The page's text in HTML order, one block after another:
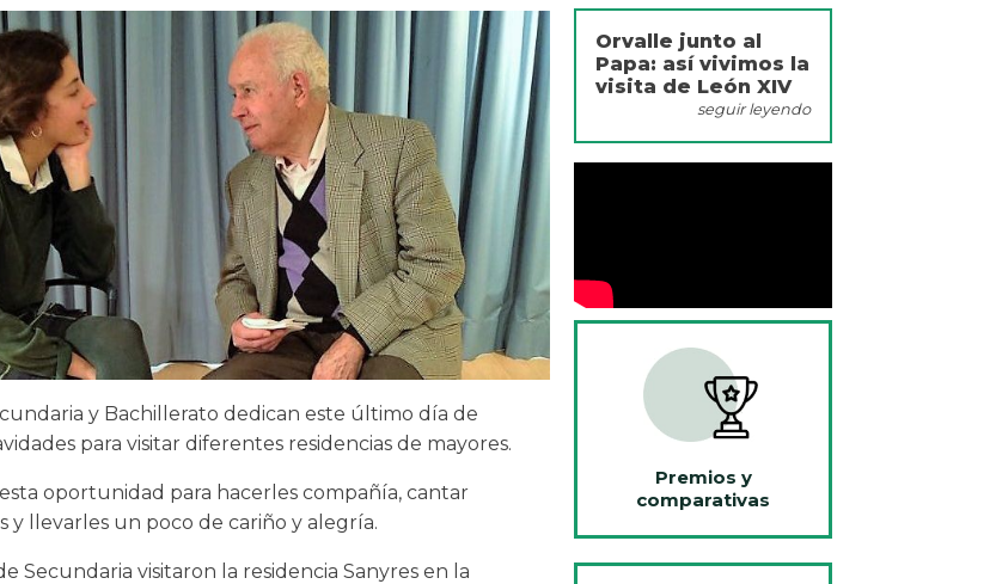
y Bachillerato dedican este último día de
para visitar diferentes residencias de mayores.
oportunidad para hacerles compañía, cantar
y llevarles un poco de cariño y alegría.
Secundaria visitaron la residencia Sanyres en la
Orvalle junto al
Papa: así vivimos la
visita de León XIV
seguir leyendo
Premios y
comparativas